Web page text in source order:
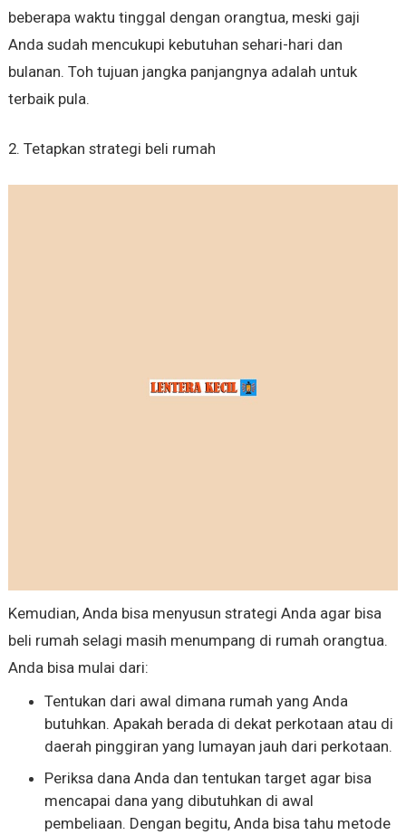
beberapa waktu tinggal dengan orangtua, meski gaji
Anda sudah mencukupi kebutuhan sehari-hari dan
bulanan. Toh tujuan jangka panjangnya adalah untuk
terbaik pula.
2. Tetapkan strategi beli rumah
Kemudian, Anda bisa menyusun strategi Anda agar bisa
beli rumah selagi masih menumpang di rumah orangtua.
Anda bisa mulai dari:
Tentukan dari awal dimana rumah yang Anda
butuhkan. Apakah berada di dekat perkotaan atau di
daerah pinggiran yang lumayan jauh dari perkotaan.
Periksa dana Anda dan tentukan target agar bisa
mencapai dana yang dibutuhkan di awal
pembeliaan. Dengan begitu, Anda bisa tahu metode